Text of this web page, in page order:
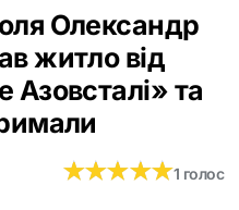
Олександр
житло від
та
★★★★★
★★★★★1 голос